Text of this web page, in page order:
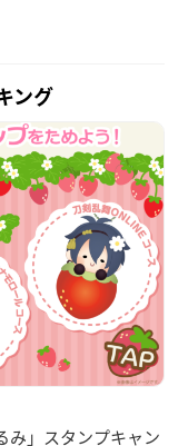
ング
み」スタンプキャン